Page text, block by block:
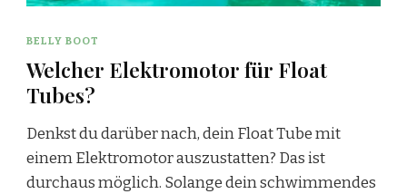
BELLY BOOT
Welcher Elektromotor für Float
Tubes?
Denkst du darüber nach, dein Float Tube mit
einem Elektromotor auszustatten? Das ist
durchaus möglich. Solange dein schwimmendes